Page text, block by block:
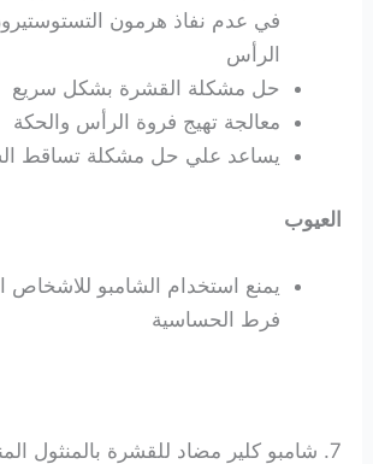
في عدم نفاذ هرمون
الرأس
حل مشكلة القشرة بشكل سريع
معالجة تهيج فروة الرأس والحكة
يساعد علي حل مشكلة تساقط
العيوب
يمنع استخدام الشامبو للاشخاص
فرط الحساسية
7. شامبو كلير مضاد للقشرة بالمنثول